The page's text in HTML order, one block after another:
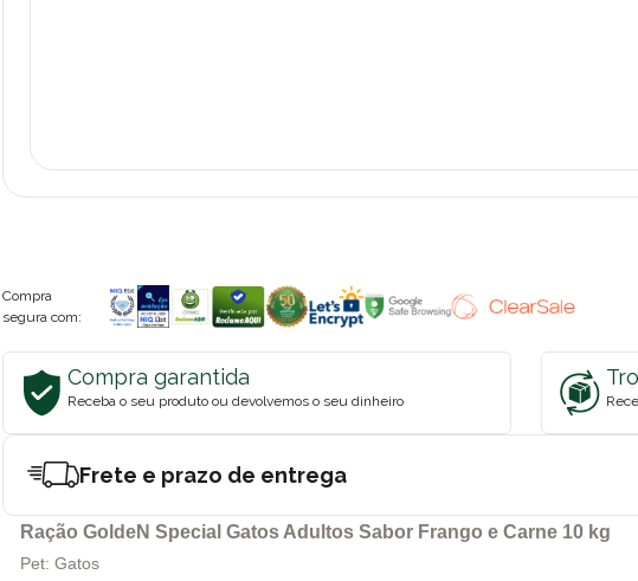
Compra
segura com:
Compra garantida
Receba o seu produto ou devolvemos o seu dinheiro
Frete e prazo de entrega
Ração GoldeN Special Gatos Adultos Sabor Frango e Carne 10 kg
Pet: Gatos